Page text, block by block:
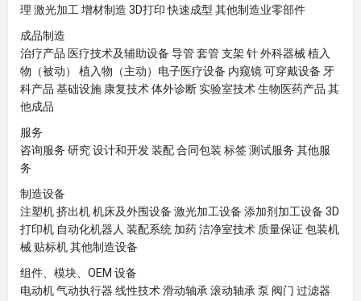
理 激光加工 增材制造 3D打印 快速成型 其他制造业零部件
成品制造
治疗产品 医疗技术及辅助设备 导管 套管 支架 针 外科器械 植入
物（被动） 植入物（主动）电子医疗设备 内窥镜 可穿戴设备 牙
科产品 基础设施 康复技术 体外诊断 实验室技术 生物医药产品 其
他成品
服务
咨询服务 研究 设计和开发 装配 合同包装 标签 测试服务 其他服
务
制造设备
注塑机 挤出机 机床及外围设备 激光加工设备 添加剂加工设备 3D
打印机 自动化机器人 装配系统 加药 洁净室技术 质量保证 包装机
械 贴标机 其他制造设备
组件、模块、OEM 设备
电动机 气动执行器 线性技术 滑动轴承 滚动轴承 泵 阀门 过滤器